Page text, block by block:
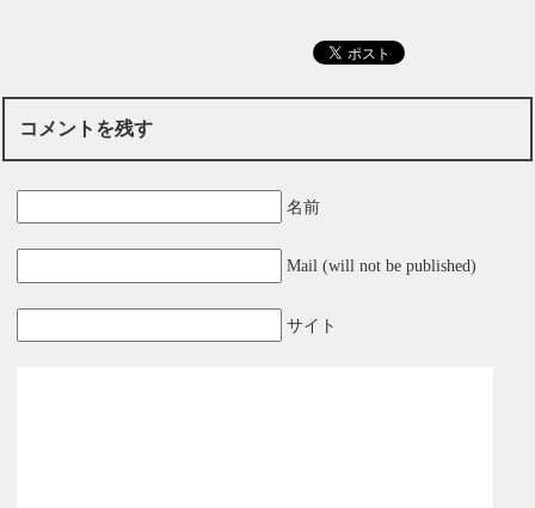
コメントを残す
名前
Mail (will not be published)
サイト